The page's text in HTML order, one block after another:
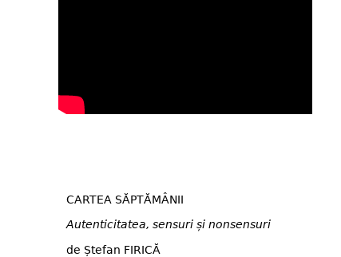
CARTEA SĂPTĂMÂNII
Autenticitatea, sensuri și nonsensuri
de Ștefan FIRICĂ